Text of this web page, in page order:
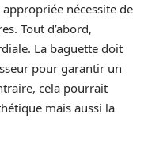
appropriée nécessite de
Tout d’abord,
La baguette doit
pour garantir un
cela pourrait
mais aussi la